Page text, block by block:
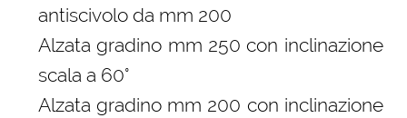
antiscivolo da mm 200
Alzata gradino mm 250 con inclinazione
scala a 60°
Alzata gradino mm 200 con inclinazione